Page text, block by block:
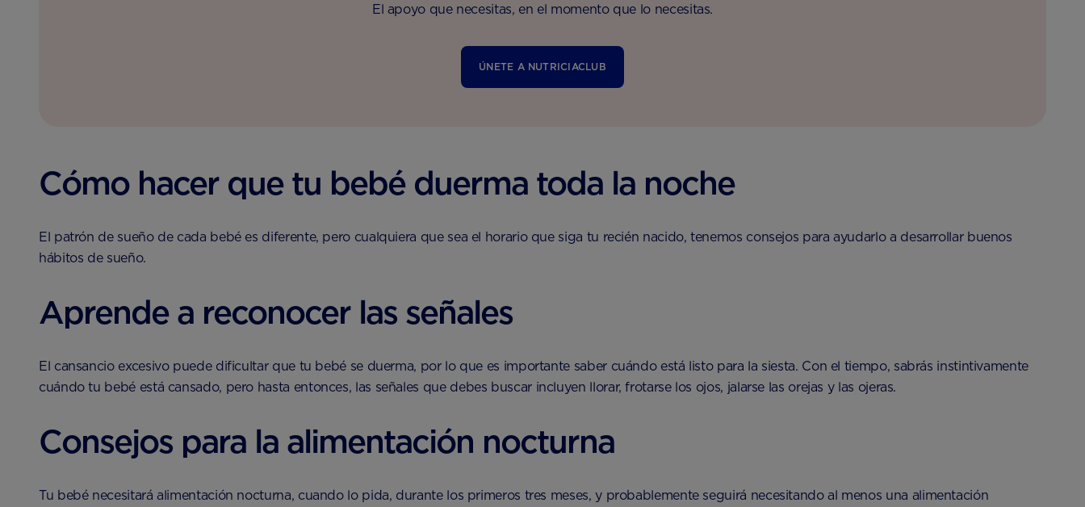
El apoyo que necesitas, en el momento que lo necesitas.
ÚNETE A NUTRICIACLUB
Cómo hacer que tu bebé duerma toda la noche
El patrón de sueño de cada bebé es diferente, pero cualquiera que sea el horario que siga tu recién nacido, tenemos consejos para ayudarlo a desarrollar buenos
hábitos de sueño.
Aprende a reconocer las señales
El cansancio excesivo puede dificultar que tu bebé se duerma, por lo que es importante saber cuándo está listo para la siesta. Con el tiempo, sabrás instintivamente
cuándo tu bebé está cansado, pero hasta entonces, las señales que debes buscar incluyen llorar, frotarse los ojos, jalarse las orejas y las ojeras.
Consejos para la alimentación nocturna
Tu bebé necesitará alimentación nocturna, cuando lo pida, durante los primeros tres meses, y probablemente seguirá necesitando al menos una alimentación